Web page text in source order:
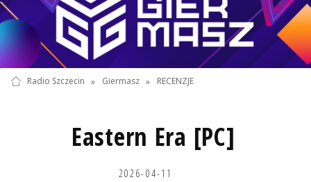
Radio Szczecin » Giermasz » RECENZJE
Eastern Era [PC]
2026-04-11